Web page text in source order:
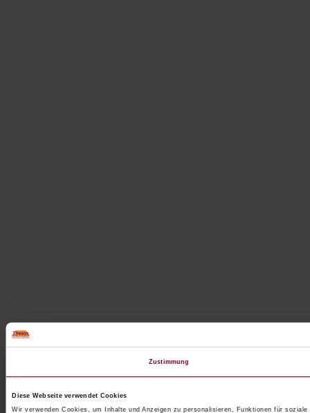
Zustimmung
Diese Webseite verwendet Cookies
Wir verwenden Cookies, um Inhalte und Anzeigen zu personalisieren, Funktionen für